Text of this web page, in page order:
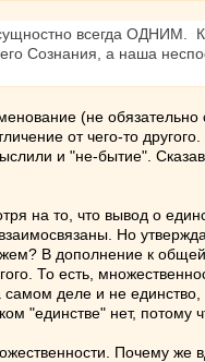
всегда ОДНИМ.
Сознания, а наша
(не
от чего-то
и "не-бытие".
на то, что вывод о
Но
В дополнение к
То есть,
самом деле и не
"единстве" нет, потому
Почему же